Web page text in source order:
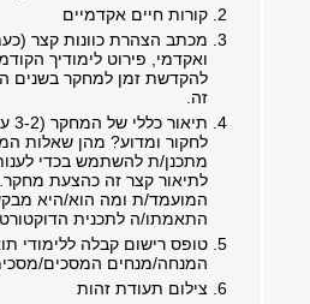
קורות חיים אקדמיים
מכתב הצהרת כוונות קצר
ואקדמי, פירוט לימודיך
להקדשת זמן למחקר בשנים
זה.
לחקור ומדוע? מהן שאלות
מתכנן/ת להשתמש בכדי
לתיאור קצר זה כהצעת מחקר.
המועמד/ת ומה הוא/היא
התאמתו/ה לתכנית הדוקטורט
טופס רישום קבלה ללימודי
המנחה/מנחים המסכים/
צילום תעודת זהות